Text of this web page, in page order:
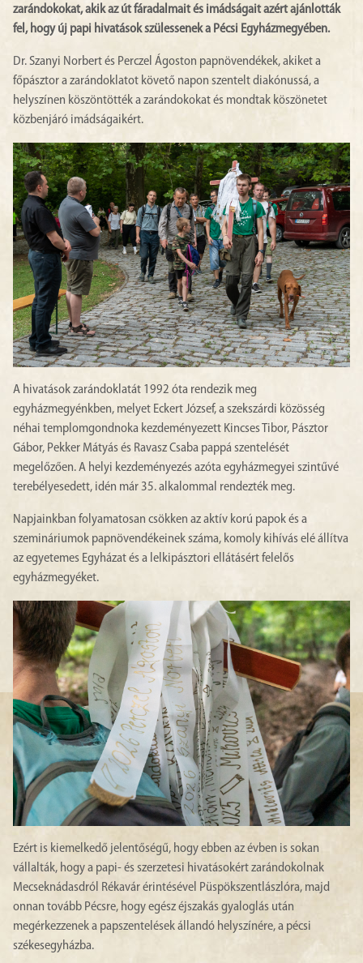
zarándokokat, akik az út fáradalmait és imádságait azért ajánlották
fel, hogy új papi hivatások szülessenek a Pécsi Egyházmegyében.
Dr. Szanyi Norbert és Perczel Ágoston papnövendékek, akiket a
főpásztor a zarándoklatot követő napon szentelt diakónussá, a
helyszínen köszöntötték a zarándokokat és mondtak köszönetet
közbenjáró imádságaikért.
A hivatások zarándoklatát 1992 óta rendezik meg
egyházmegyénkben, melyet Eckert József, a szekszárdi közösség
néhai templomgondnoka kezdeményezett Kincses Tibor, Pásztor
Gábor, Pekker Mátyás és Ravasz Csaba pappá szentelését
megelőzően. A helyi kezdeményezés azóta egyházmegyei szintűvé
terebélyesedett, idén már 35. alkalommal rendezték meg.
Napjainkban folyamatosan csökken az aktív korú papok és a
szemináriumok papnövendékeinek száma, komoly kihívás elé állítva
az egyetemes Egyházat és a lelkipásztori ellátásért felelős
egyházmegyéket.
Ezért is kiemelkedő jelentőségű, hogy ebben az évben is sokan
vállalták, hogy a papi- és szerzetesi hivatásokért zarándokolnak
Mecseknádasdról Rékavár érintésével Püspökszentlászlóra, majd
onnan tovább Pécsre, hogy egész éjszakás gyaloglás után
megérkezzenek a papszentelések állandó helyszínére, a pécsi
székesegyházba.